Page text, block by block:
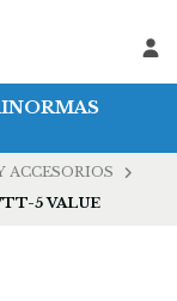
ACCESORIOS
5 VALUE